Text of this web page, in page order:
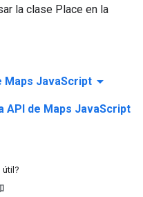
la clase Place en la
Maps JavaScript arrow_drop_down
API de Maps JavaScript
útil?